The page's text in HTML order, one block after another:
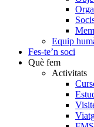
Equip
Fes-te’n soci
Què fem
Activitats